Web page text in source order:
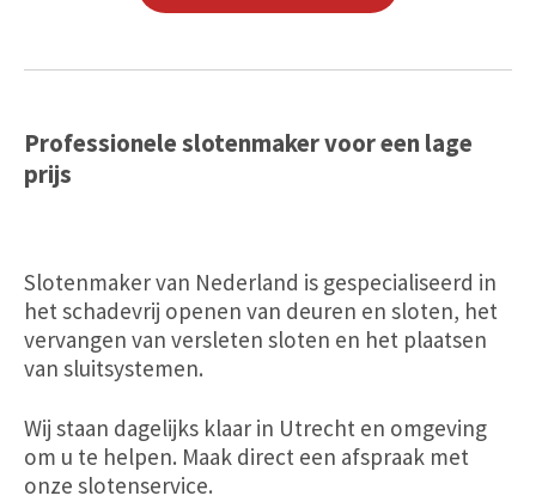
Professionele slotenmaker voor een lage
prijs
Slotenmaker van Nederland is gespecialiseerd in
het schadevrij openen van deuren en sloten, het
vervangen van versleten sloten en het plaatsen
van sluitsystemen.
Wij staan dagelijks klaar in Utrecht en omgeving
om u te helpen. Maak direct een afspraak met
onze slotenservice.